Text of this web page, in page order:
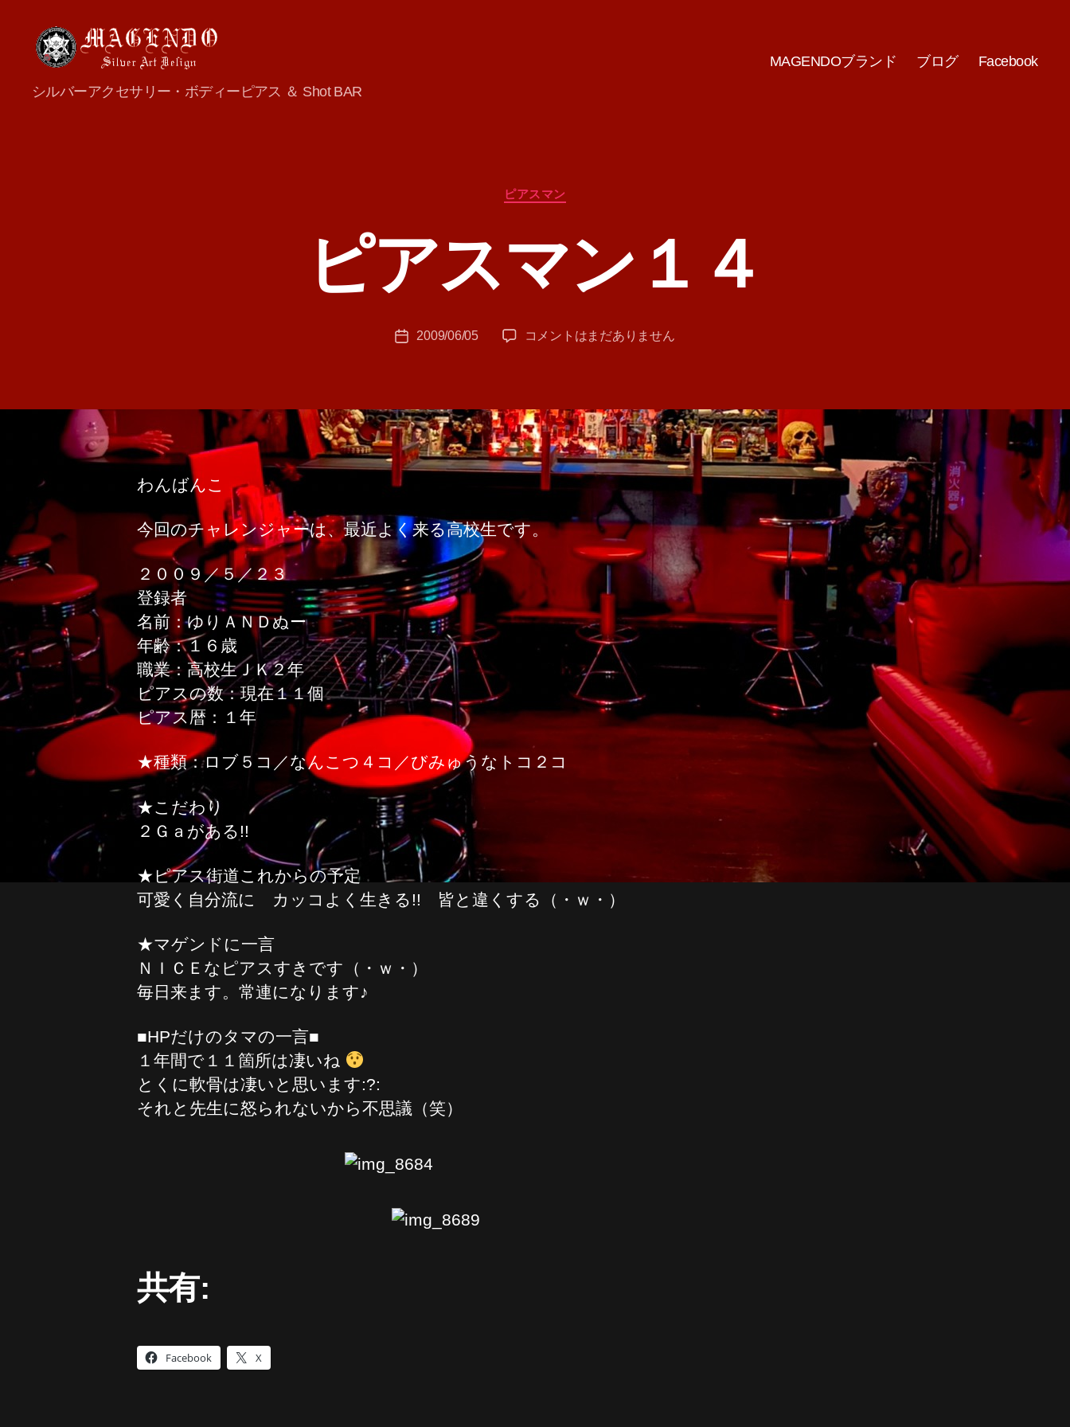
MAGENDO
JAPAN
シルバーアクセサリー・ボディーピアス ＆ Shot BAR
MAGENDOブランド ブログ Facebook
カ
テ
ー
ピアスマン
ピアスマン１４
T
投
2009/06/05
ピ
ン
１
４
へ
コメントはまだありません
わんばんこ
今回のチャレンジャーは、最近よく来る高校生です。
２００９／５／２３
登録者
名前：ゆりＡＮＤぬー
年齢：１６歳
職業：高校生ＪＫ２年
ピアスの数：現在１１個
ピアス暦：１年
★種類：ロブ５コ／なんこつ４コ／びみゅうなトコ２コ
★こだわり
２Ｇａがある!!
★ピアス街道これからの予定
可愛く自分流に カッコよく生きる!! 皆と違くする（・ｗ・）
★マゲンドに一言
ＮＩＣＥなピアスすきです（・ｗ・）
毎日来ます。常連になります♪
■HPだけのタマの一言■
１年間で１１箇所は凄いね
とくに軟骨は凄いと思います:?:
それと先生に怒られないから不思議（笑）
共有:
Facebook X